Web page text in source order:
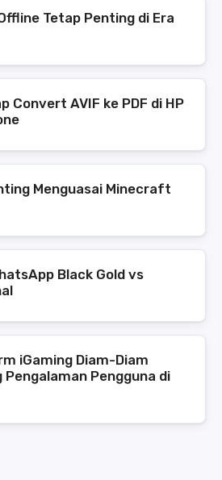
Tetap Penting di Era
Convert AVIF ke PDF di HP
Menguasai Minecraft
Black Gold vs
iGaming Diam-Diam
Pengalaman Pengguna di